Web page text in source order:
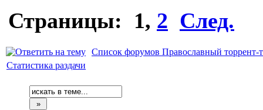
Страницы: 1, 2 След.
Список форумов Православный торрент-
Статистика раздачи